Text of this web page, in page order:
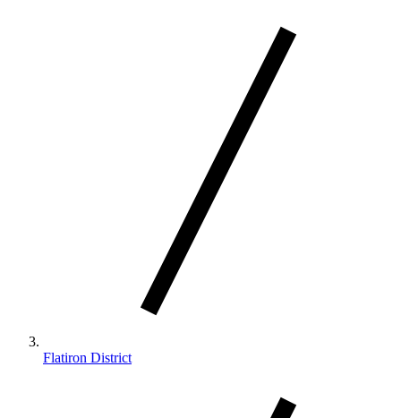
Flatiron District